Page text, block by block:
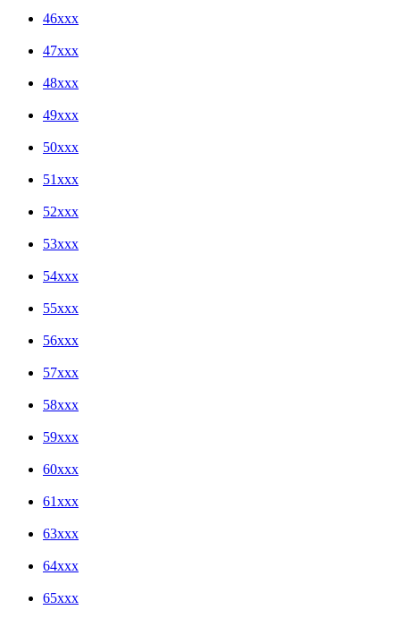
46xxx
47xxx
48xxx
49xxx
50xxx
51xxx
52xxx
53xxx
54xxx
55xxx
56xxx
57xxx
58xxx
59xxx
60xxx
61xxx
63xxx
64xxx
65xxx